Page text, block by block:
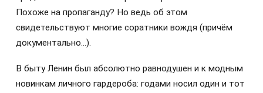
Похоже на пропаганду? Но ведь об этом
свидетельствуют многие соратники вождя (причём
документально…).
В быту Ленин был абсолютно равнодушен и к модным
новинкам личного гардероба: годами носил один и тот